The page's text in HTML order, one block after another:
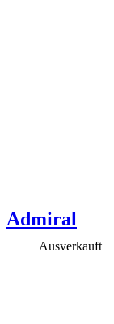
Admiral
Ausverkauft